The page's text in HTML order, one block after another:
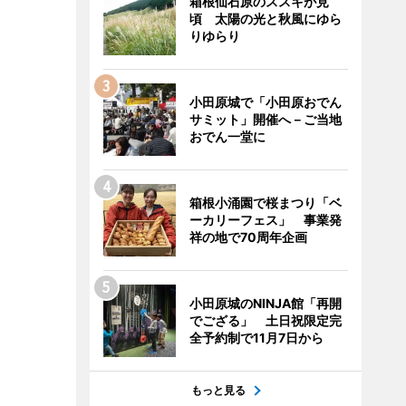
頃 太陽の光と秋風にゆら
りゆらり
小田原城で「小田原おでん
サミット」開催へ－ご当地
おでん一堂に
箱根小涌園で桜まつり「ベ
ーカリーフェス」 事業発
祥の地で70周年企画
小田原城のNINJA館「再開
でござる」 土日祝限定完
全予約制で11月7日から
もっと見る